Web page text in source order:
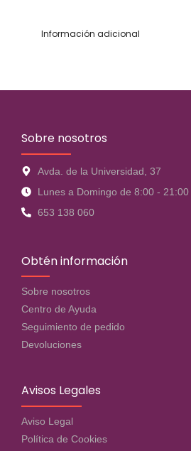
Información adicional
Sobre nosotros
Avda. de la Universidad, 37
Lunes a Domingo de 8:00 - 21:00
653 138 060
Obtén información
Sobre nosotros
Centro de Ayuda
Seguimiento de pedido
Devoluciones
Avisos Legales
Aviso Legal
Política de Cookies